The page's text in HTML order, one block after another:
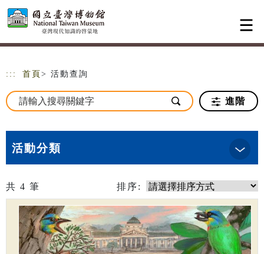
跳到主要內容
網站導覽
::: 首頁 > 活動查詢
進階
活動分類
共 4 筆 排序: